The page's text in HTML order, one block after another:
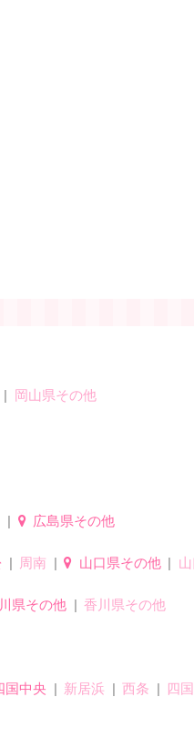
岡山県その他
広島県その他
周南 山口県その他
県その他 香川県その他
国中央 新居浜 西条 四